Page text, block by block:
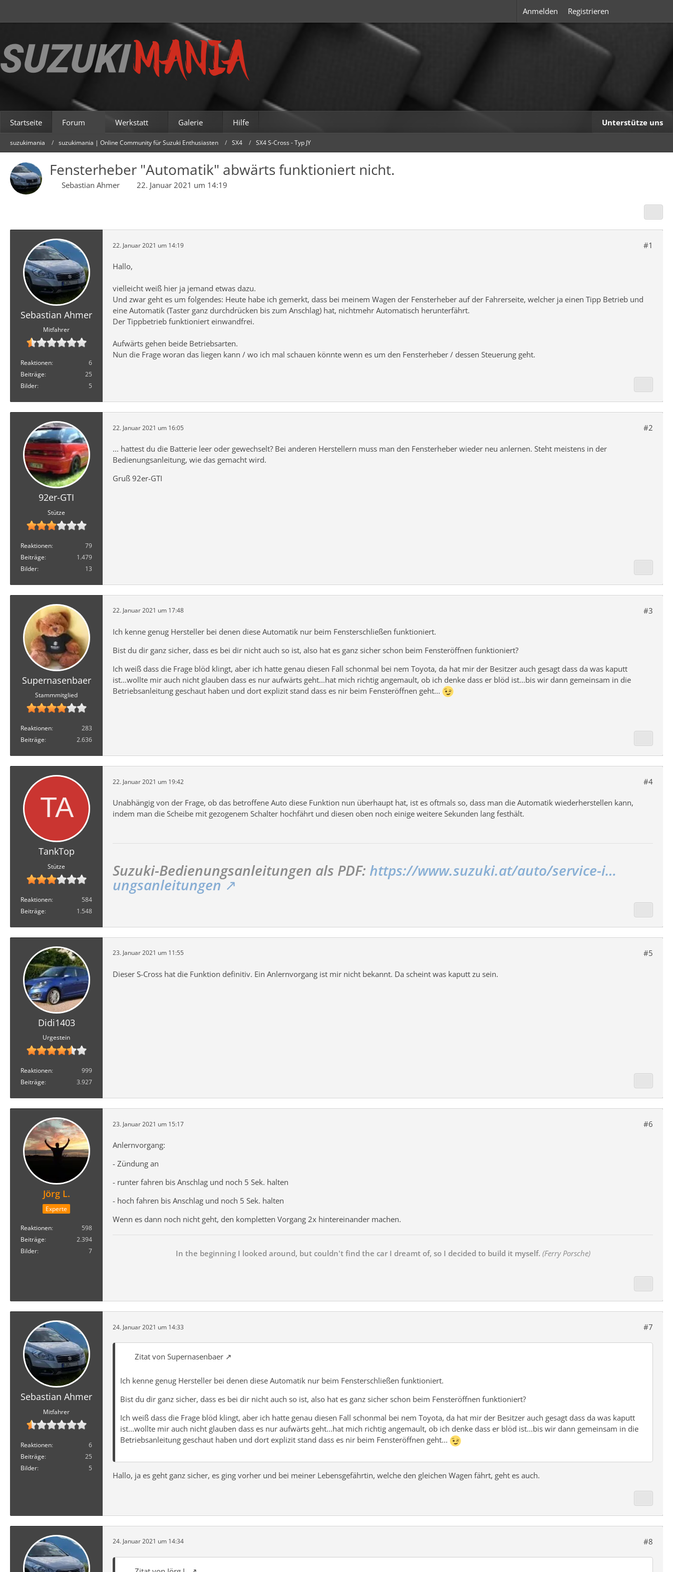
Anmelden Registrieren
Startseite Forum Werkstatt Galerie Hilfe Unterstütze uns
suzukimania suzukimania | Online Community für Suzuki Enthusiasten SX4 SX4 S-Cross - Typ JY
Fensterheber "Automatik" abwärts funktioniert nicht.
Sebastian Ahmer 22. Januar 2021 um 14:19
Sebastian Ahmer
Mitfahrer
Reaktionen
6
Beiträge
25
Bilder
5
22. Januar 2021 um 14:19 #1
Hallo,
vielleicht weiß hier ja jemand etwas dazu.
Und zwar geht es um folgendes: Heute habe ich gemerkt, dass bei meinem Wagen der Fensterheber auf der Fahrerseite, welcher ja einen Tipp Betrieb und
eine Automatik (Taster ganz durchdrücken bis zum Anschlag) hat, nichtmehr Automatisch herunterfährt.
Der Tippbetrieb funktioniert einwandfrei.
Aufwärts gehen beide Betriebsarten.
Nun die Frage woran das liegen kann / wo ich mal schauen könnte wenn es um den Fensterheber / dessen Steuerung geht.
92er-GTI
Stütze
Reaktionen
79
Beiträge
1.479
Bilder
13
22. Januar 2021 um 16:05 #2
... hattest du die Batterie leer oder gewechselt? Bei anderen Herstellern muss man den Fensterheber wieder neu anlernen. Steht meistens in der
Bedienungsanleitung, wie das gemacht wird.
Gruß 92er-GTI
Supernasenbaer
Stammmitglied
Reaktionen
283
Beiträge
2.636
22. Januar 2021 um 17:48 #3
Ich kenne genug Hersteller bei denen diese Automatik nur beim Fensterschließen funktioniert.
Bist du dir ganz sicher, dass es bei dir nicht auch so ist, also hat es ganz sicher schon beim Fensteröffnen funktioniert?
Ich weiß dass die Frage blöd klingt, aber ich hatte genau diesen Fall schonmal bei nem Toyota, da hat mir der Besitzer auch gesagt dass da was kaputt
ist...wollte mir auch nicht glauben dass es nur aufwärts geht...hat mich richtig angemault, ob ich denke dass er blöd ist...bis wir dann gemeinsam in die
Betriebsanleitung geschaut haben und dort explizit stand dass es nir beim Fensteröffnen geht...
TankTop
Stütze
Reaktionen
584
Beiträge
1.548
22. Januar 2021 um 19:42 #4
Unabhängig von der Frage, ob das betroffene Auto diese Funktion nun überhaupt hat, ist es oftmals so, dass man die Automatik wiederherstellen kann,
indem man die Scheibe mit gezogenem Schalter hochfährt und diesen oben noch einige weitere Sekunden lang festhält.
Suzuki-Bedienungsanleitungen als PDF: https://www.suzuki.at/auto/service-i…
ungsanleitungen
Didi1403
Urgestein
Reaktionen
999
Beiträge
3.927
23. Januar 2021 um 11:55 #5
Dieser S-Cross hat die Funktion definitiv. Ein Anlernvorgang ist mir nicht bekannt. Da scheint was kaputt zu sein.
Jörg L.
Experte
Reaktionen
598
Beiträge
2.394
Bilder
7
23. Januar 2021 um 15:17 #6
Anlernvorgang:
- Zündung an
- runter fahren bis Anschlag und noch 5 Sek. halten
- hoch fahren bis Anschlag und noch 5 Sek. halten
Wenn es dann noch nicht geht, den kompletten Vorgang 2x hintereinander machen.
In the beginning I looked around, but couldn't find the car I dreamt of, so I decided to build it myself. (Ferry Porsche)
Sebastian Ahmer
Mitfahrer
Reaktionen
6
Beiträge
25
Bilder
5
24. Januar 2021 um 14:33 #7
Zitat von Supernasenbaer
Ich kenne genug Hersteller bei denen diese Automatik nur beim Fensterschließen funktioniert.
Bist du dir ganz sicher, dass es bei dir nicht auch so ist, also hat es ganz sicher schon beim Fensteröffnen funktioniert?
Ich weiß dass die Frage blöd klingt, aber ich hatte genau diesen Fall schonmal bei nem Toyota, da hat mir der Besitzer auch gesagt dass da was kaputt
ist...wollte mir auch nicht glauben dass es nur aufwärts geht...hat mich richtig angemault, ob ich denke dass er blöd ist...bis wir dann gemeinsam in die
Betriebsanleitung geschaut haben und dort explizit stand dass es nir beim Fensteröffnen geht...
Hallo, ja es geht ganz sicher, es ging vorher und bei meiner Lebensgefährtin, welche den gleichen Wagen fährt, geht es auch.
24. Januar 2021 um 14:34 #8